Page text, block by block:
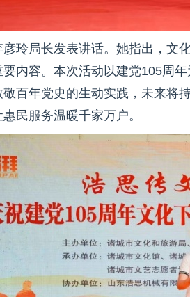
玲局长发表讲话。她指出，文
内容。本次活动以建党105周
百年党史的生动实践，未来将
民服务温暖千家万户。